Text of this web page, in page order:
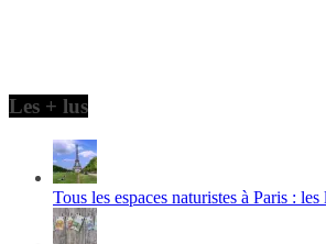
Les + lus
Tous les espaces naturistes à Paris :